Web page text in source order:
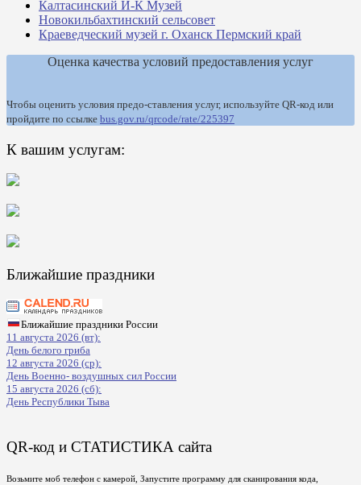
Калтасинский И-К Музей
Новокильбахтинский сельсовет
Краеведческий музей г. Оханск Пермский край
Оценка качества условий предоставления услуг
Чтобы оценить условия предо-ставления услуг, используйте QR-код или
пройдите по ссылке bus.gov.ru/qrcode/rate/225397
К вашим услугам:
Ближайшие праздники
Ближайшие праздники России
11 августа 2026 (вт):
День белого гриба
12 августа 2026 (ср):
День Военно- воздушных сил России
15 августа 2026 (сб):
День Республики Тыва
QR-код и СТАТИСТИКА сайта
Возьмите моб телефон с камерой, Запустите программу для сканирования кода,